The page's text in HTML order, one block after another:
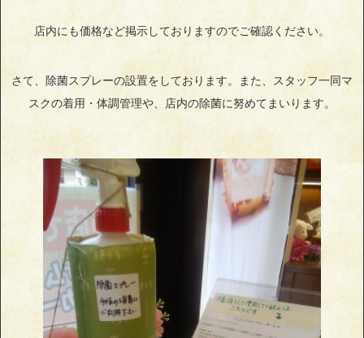
店内にも価格など掲示しておりますのでご確認ください。
さて、除菌スプレーの設置をしております。また、スタッフ一同マ
スクの着用・体調管理や、店内の除菌に努めてまいります。